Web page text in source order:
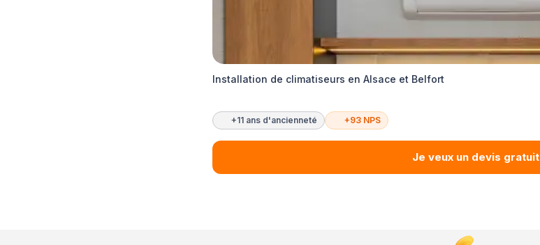
Installation de climatiseurs en Alsace et Belfort
+11 ans d'ancienneté +93 NPS
Je veux un devis gratuit